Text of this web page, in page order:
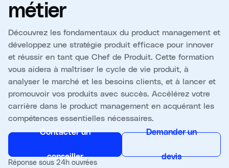
métier
Découvrez les fondamentaux du product management et
développez une stratégie produit efficace pour innover
et réussir en tant que Chef de Produit. Cette formation
vous aidera à maîtriser le cycle de vie produit, à
analyser le marché et les besoins clients, et à lancer et
promouvoir vos produits avec succès. Accélérez votre
carrière dans le product management en acquérant les
compétences essentielles nécessaires.
Contacter un
conseiller
Demander un
devis
Réponse sous 24h ouvrées